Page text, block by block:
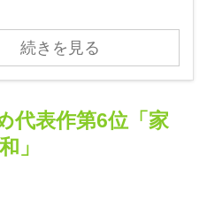
続きを見る
代表作第6位「家
」